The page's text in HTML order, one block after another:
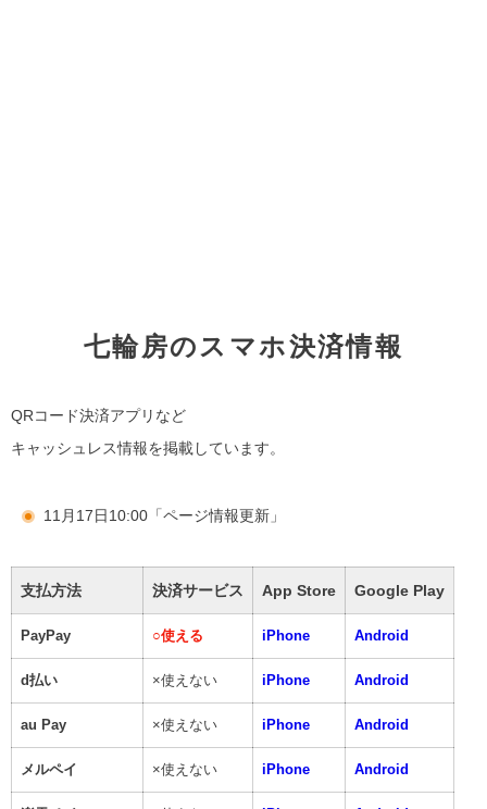
七輪房のスマホ決済情報
QRコード決済アプリなど
キャッシュレス情報を掲載しています。
11月17日10:00「ページ情報更新」
支払方法 決済サービス App Store Google Play
PayPay ○使える iPhone Android
d払い ×使えない iPhone Android
au Pay ×使えない iPhone Android
メルペイ ×使えない iPhone Android